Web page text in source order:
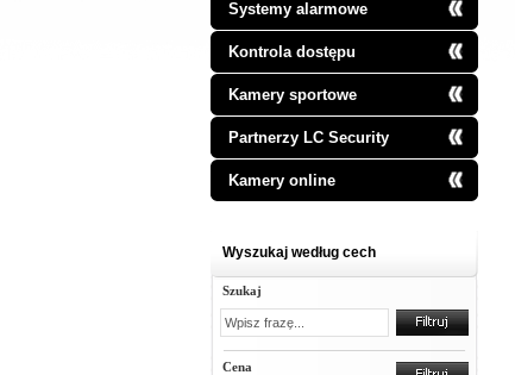
Systemy alarmowe
Kontrola dostępu
Kamery sportowe
Partnerzy LC Security
Kamery online
Wyszukaj według cech
Szukaj
Cena